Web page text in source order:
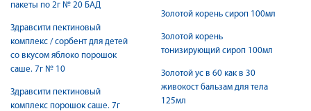
пакеты по 2г № 20 БАД
Здравсити пектиновый
комплекс / сорбент для детей
со вкусом яблоко порошок
саше. 7г № 10
Здравсити пектиновый
комплекс порошок саше. 7г
Золотой корень сироп 100мл
Золотой корень
тонизирующий сироп 100мл
Золотой ус в 60 как в 30
живокост бальзам для тела
125мл